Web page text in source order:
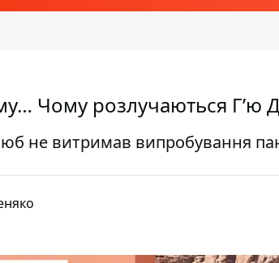
Чому розлучаються Г’ю
не витримав випробування